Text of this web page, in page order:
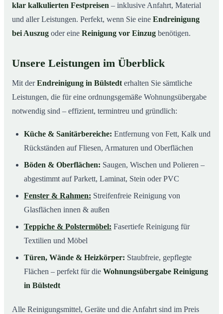
klar kalkulierten Festpreisen – inklusive Anfahrt, Material
und aller Leistungen. Perfekt, wenn Sie eine Endreinigung
bei Auszug oder eine Reinigung vor Einzug benötigen.
Unsere Leistungen im Überblick
Mit derEndreinigung in Bülstedt erhalten Sie sämtliche
Leistungen, die für eine ordnungsgemäße Wohnungsübergabe
notwendig sind – effizient, termintreu und gründlich:
Küche & Sanitärbereiche: Entfernung von Fett, Kalk und
Rückständen auf Fliesen, Armaturen und Oberflächen
Böden & Oberflächen: Saugen, Wischen und Polieren –
abgestimmt auf Parkett, Laminat, Stein oder PVC
Fenster & Rahmen: Streifenfreie Reinigung von
Glasflächen innen & außen
Teppiche & Polstermöbel: Fasertiefe Reinigung für
Textilien und Möbel
Türen, Wände & Heizkörper: Staubfreie, gepflegte
Flächen – perfekt für die Wohnungsübergabe Reinigung
in Bülstedt
Alle Reinigungsmittel, Geräte und die Anfahrt sind im Preis